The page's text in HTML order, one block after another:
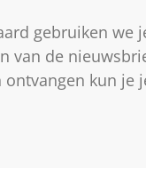
gebruiken we
van de
kun je